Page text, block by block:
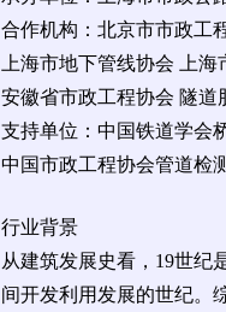
合作机构：北京市市政工
上海市地下管线协会 上
安徽省市政工程协会 隧
支持单位：中国铁道学会
中国市政工程协会管道检
行业背景
从建筑发展史看，19世纪
间开发利用发展的世纪。